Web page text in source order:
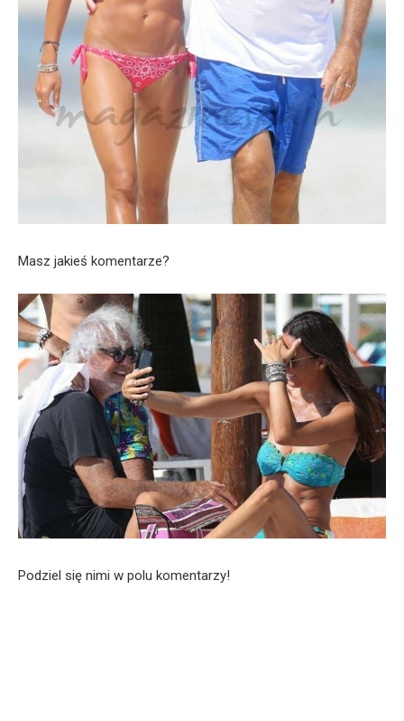
Masz jakieś komentarze?
Podziel się nimi w polu komentarzy!